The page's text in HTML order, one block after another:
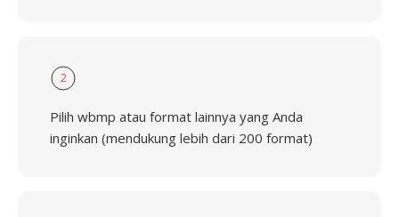
2
Pilih wbmp atau format lainnya yang Anda
inginkan (mendukung lebih dari 200 format)